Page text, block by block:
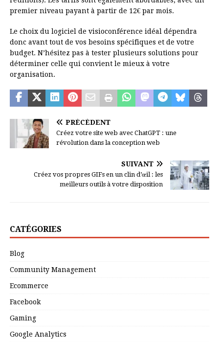
premier niveau payant à partir de 12€ par mois.
Le choix du logiciel de visioconférence idéal dépendra
donc avant tout de vos besoins spécifiques et de votre
budget. N’hésitez pas à tester plusieurs solutions pour
déterminer celle qui convient le mieux à votre
organisation.
PRÉCÉDENT
Créez votre site web avec ChatGPT : une
révolution dans la conception web
SUIVANT
Créez vos propres GIFs en un clin d’œil : les
meilleurs outils à votre disposition
CATÉGORIES
Blog
Community Management
Ecommerce
Facebook
Gaming
Google Analytics